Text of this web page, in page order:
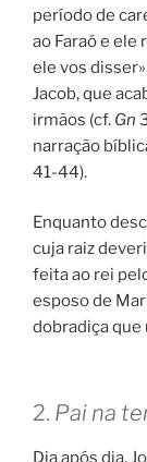
período de
ao Faraó e ele
ele vos disser»
Jacob, que
irmãos (cf. Gn
narração
41-44).
Enquanto
cuja raiz
feita ao rei
esposo de
dobradiça que
2. Pai na
Dia após dia,